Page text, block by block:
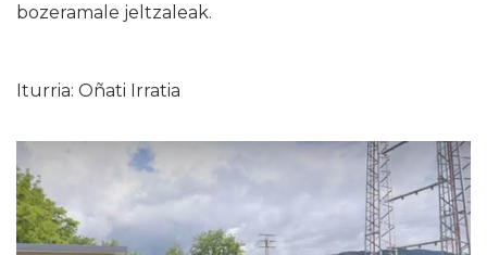
bozeramale jeltzaleak.
Iturria: Oñati Irratia